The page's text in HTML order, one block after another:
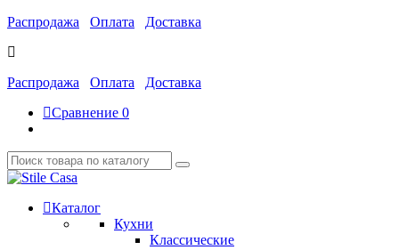
Распродажа Оплата Доставка
Распродажа Оплата
Доставка
Сравнение 0
Каталог
Кухни
Классические